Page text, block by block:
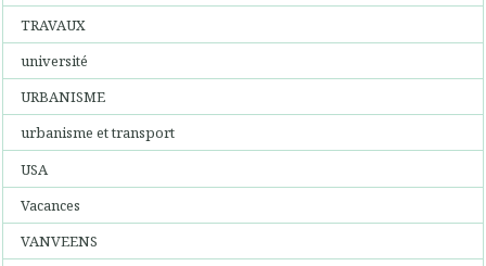
TRAVAUX
université
URBANISME
urbanisme et transport
USA
Vacances
VANVEENS